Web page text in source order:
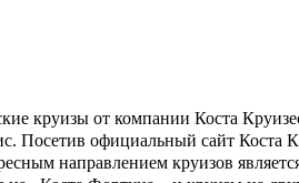
круизы от компании Коста
Посетив официальный сайт Коста
направлением круизов